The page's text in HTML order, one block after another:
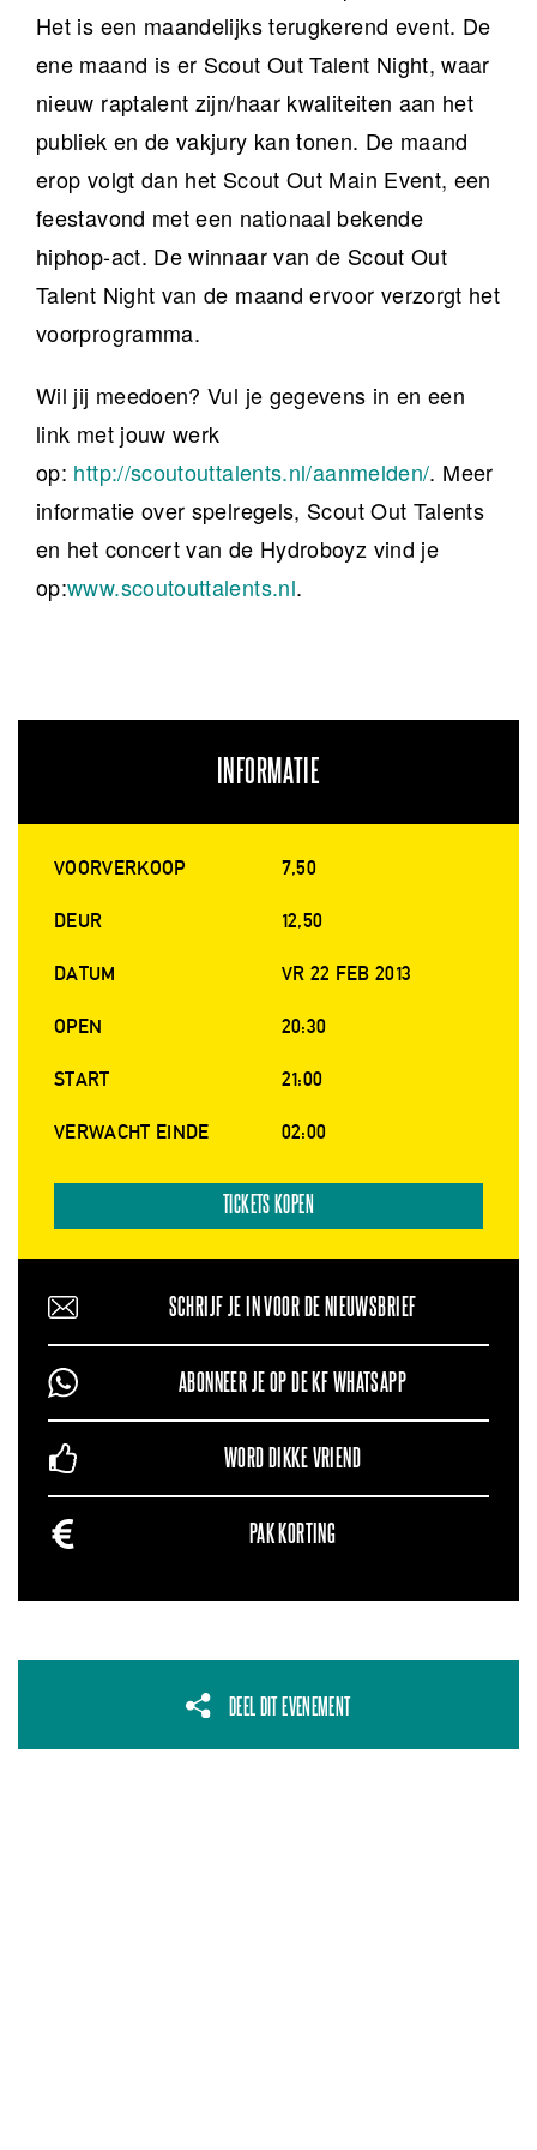
Het is een maandelijks terugkerend event. De
ene maand is er Scout Out Talent Night, waar
nieuw raptalent zijn/haar kwaliteiten aan het
publiek en de vakjury kan tonen. De maand
erop volgt dan het Scout Out Main Event, een
feestavond met een nationaal bekende
hiphop-act. De winnaar van de Scout Out
Talent Night van de maand ervoor verzorgt het
voorprogramma.
Wil jij meedoen? Vul je gegevens in en een
link met jouw werk
op: http://scoutouttalents.nl/aanmelden/. Meer
informatie over spelregels, Scout Out Talents
en het concert van de Hydroboyz vind je
op:www.scoutouttalents.nl.
INFORMATIE
VOORVERKOOP 7,50
DEUR 12,50
DATUM VR 22 FEB 2013
OPEN 20:30
START 21:00
VERWACHT EINDE 02:00
TICKETS KOPEN
SCHRIJF JE IN VOOR DE NIEUWSBRIEF
ABONNEER JE OP DE KF WHATSAPP
WORD DIKKE VRIEND
PAK KORTING
DEEL DIT EVENEMENT